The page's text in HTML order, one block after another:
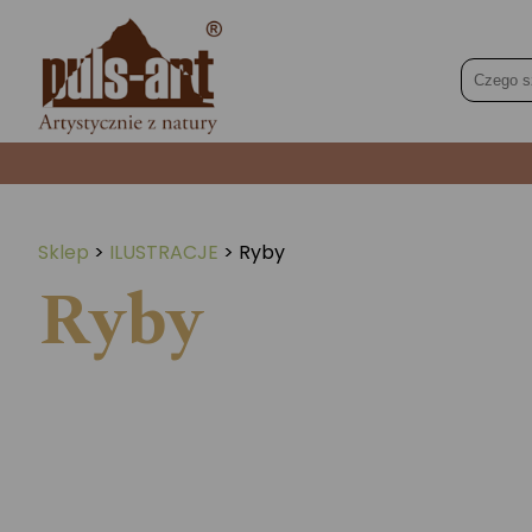
Sklep > ILUSTRACJE > Ryby
Ryby